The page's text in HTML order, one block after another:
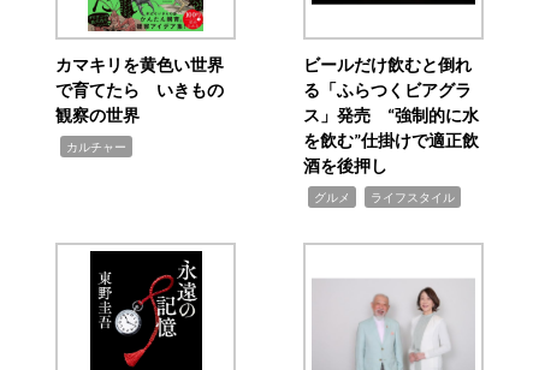
カマキリを黄色い世界
で育てたら いきもの
観察の世界
カルチャー
ビールだけ飲むと倒れ
る「ふらつくビアグラ
ス」発売 “強制的に水
を飲む”仕掛けで適正飲
酒を後押し
グルメ ライフスタイル